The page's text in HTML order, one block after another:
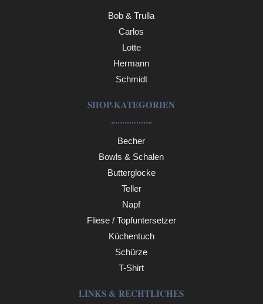
Bob & Trulla
Carlos
Lotte
Hermann
Schmidt
SHOP-KATEGORIEN
Becher
Bowls & Schalen
Butterglocke
Teller
Napf
Fliese / Topfuntersetzer
Küchentuch
Schürze
T-Shirt
LINKS & RECHTLICHES